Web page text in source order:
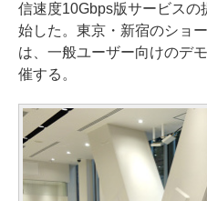
信速度10Gbps版サービスの
始した。東京・新宿のショ
は、一般ユーザー向けのデ
催する。